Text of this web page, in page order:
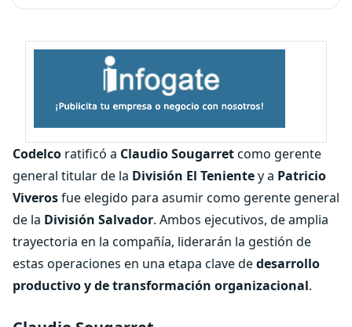
Codelco ratificó a Claudio Sougarretcomo gerente
general titular de la División El Tenientey a Patricio
Viverosfue elegido para asumir como gerente general
de la División Salvador. Ambos ejecutivos, de amplia
trayectoria en la compañía, liderarán la gestión de
estas operaciones en una etapa clave dedesarrollo
productivo y de transformación organizacional.